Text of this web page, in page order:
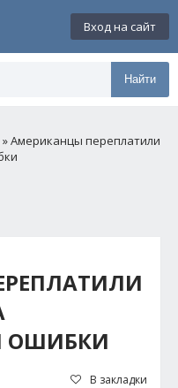
Вход на сайт
Найти
» Американцы переплатили
ОШИБКИ
В закладки